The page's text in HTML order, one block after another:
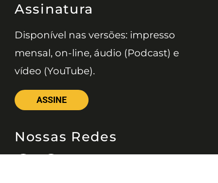
Assinatura
Disponível nas versões: impresso
mensal, on-line, áudio (Podcast) e
vídeo (YouTube).
ASSINE
Nossas Redes